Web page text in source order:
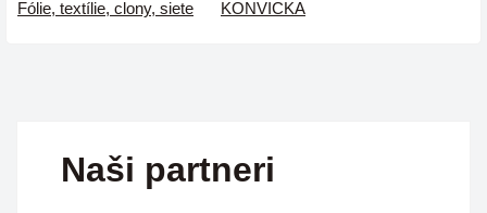
Fólie, textílie, clony, siete KONVICKA
Naši partneri